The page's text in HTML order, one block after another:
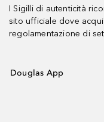
I Sigilli di autenticità
sito ufficiale dove
regolamentazione di
Douglas App